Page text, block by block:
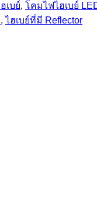
เบย์, โคมไฟไฮเบย์
,ไฮเบย์ที่มี Reflector